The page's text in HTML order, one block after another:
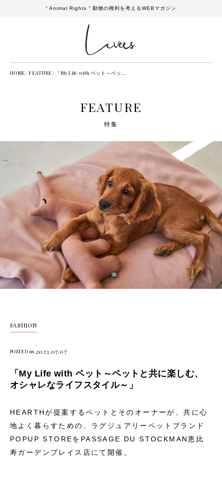
“ Animal Rights ” 動物の権利を考えるWEBマガジン
HOME /FEATURE / 「My Life with ペット～ペッ...
FEATURE
特集
FASHION
POSTED on 2023.07.07
「My Life with ペット～ペットと共に楽しむ、
オシャレなライフスタイル～」
HEARTHが提案するペットとそのオーナーが、共に心
地よく暮らすための、ラグジュアリーペットブランド
POPUP STOREをPASSAGE DU STOCKMAN恵比
寿ガーデンプレイス店にて開催。